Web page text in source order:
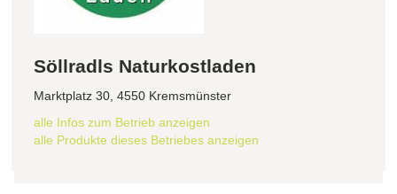
Söllradls Naturkostladen
Marktplatz 30, 4550 Kremsmünster
alle Infos zum Betrieb anzeigen
alle Produkte dieses Betriebes anzeigen